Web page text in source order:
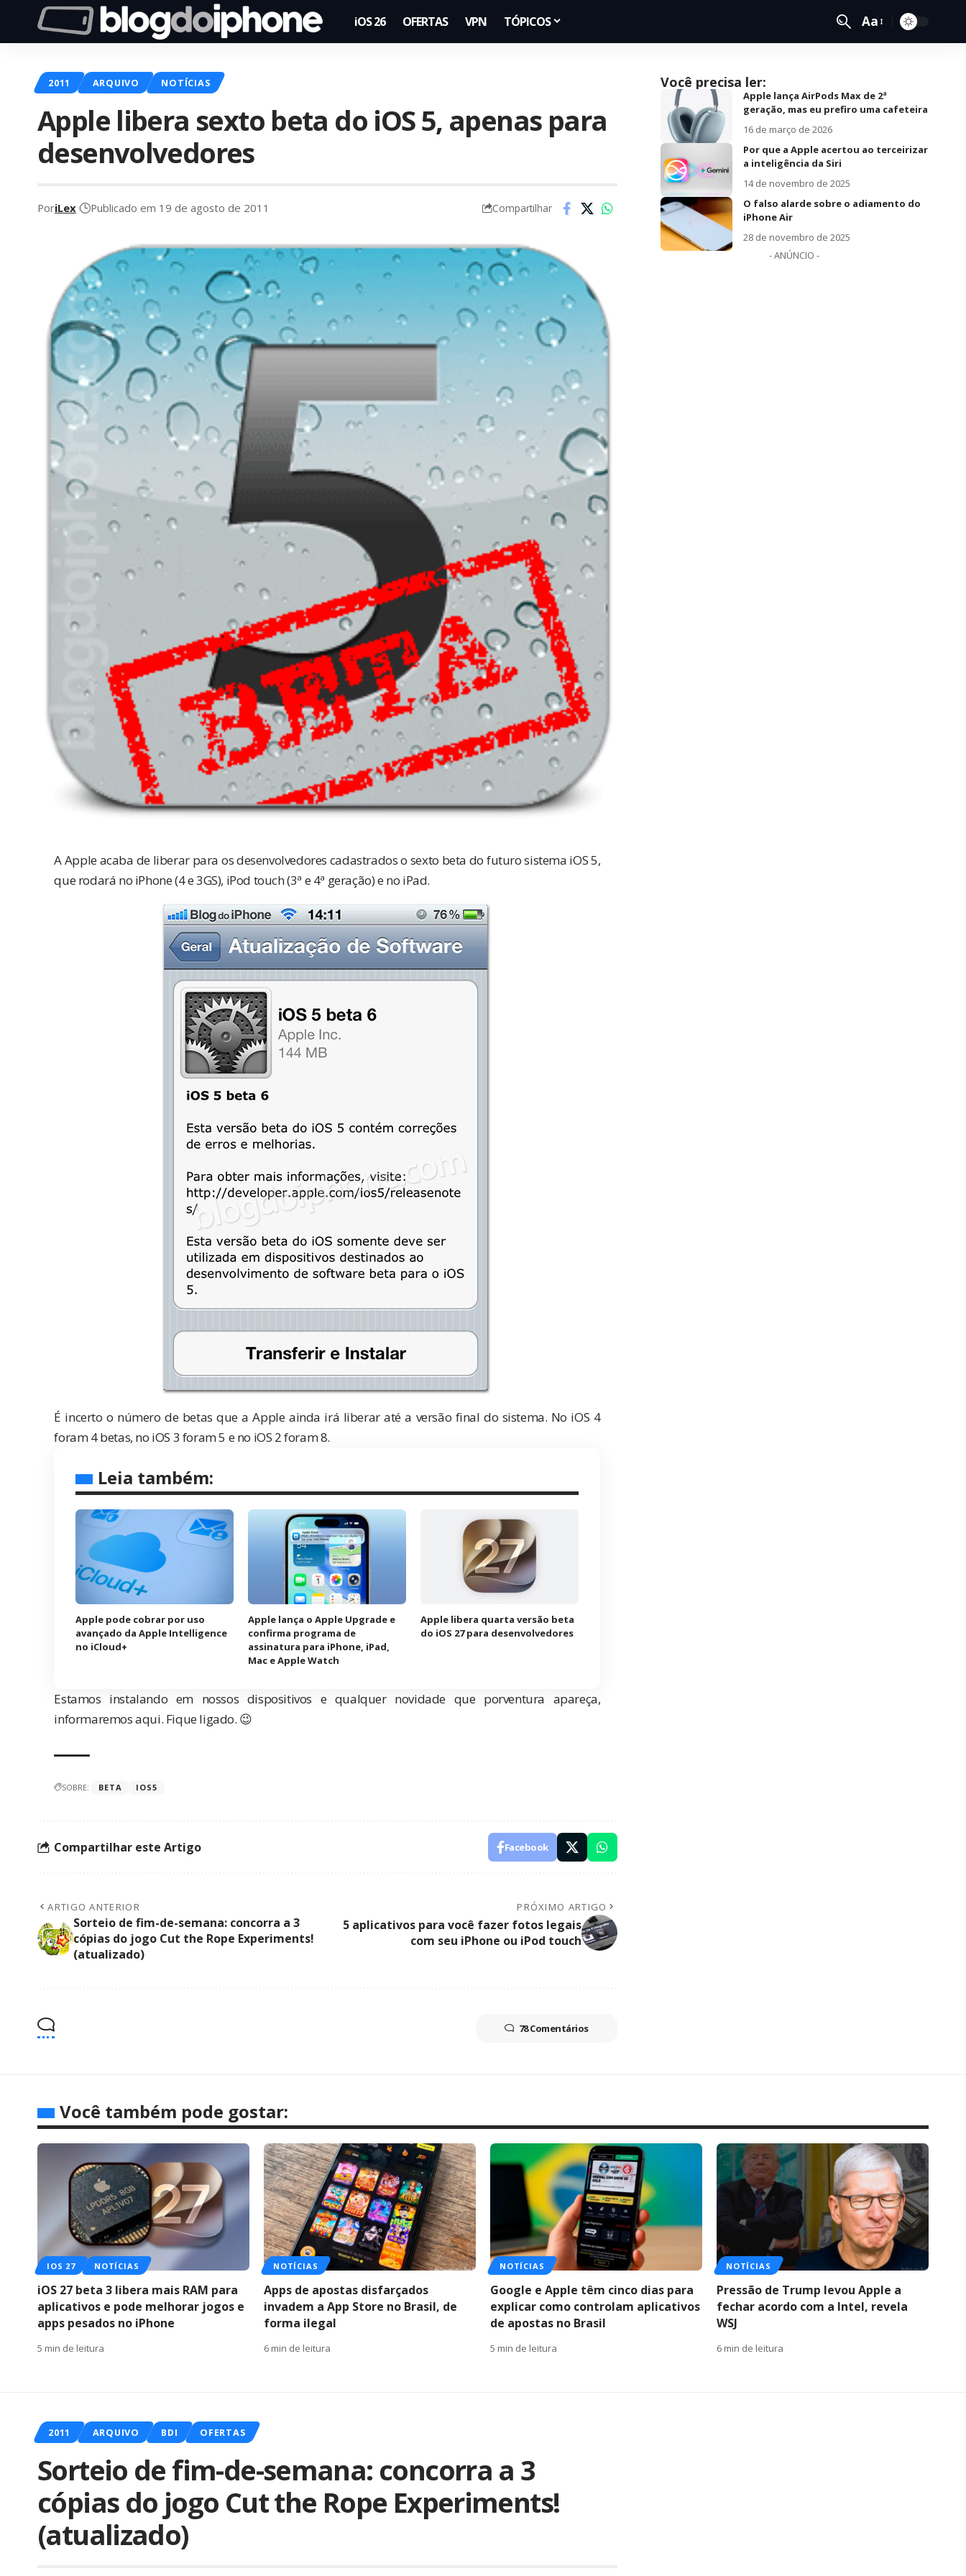
iOS 26 OFERTAS VPN TÓPICOS Aa
2011 ARQUIVO NOTÍCIAS
Apple libera sexto beta do iOS 5, apenas para
desenvolvedores
PoriLex Publicado em 19 de agosto de 2011 Compartilhar
A Apple acaba de liberar para os desenvolvedores cadastrados o sexto beta do futuro sistema iOS 5,
que rodará no iPhone (4 e 3GS), iPod touch (3ª e 4ª geração) e no iPad.
É incerto o número de betas que a Apple ainda irá liberar até a versão final do sistema. No iOS 4
foram 4 betas, no iOS 3 foram 5 e no iOS 2 foram 8.
Leia também:
Apple pode cobrar por uso
avançado da Apple Intelligence
no iCloud+
Apple lança o Apple Upgrade e
confirma programa de
assinatura para iPhone, iPad,
Mac e Apple Watch
Apple libera quarta versão beta
do iOS 27 para desenvolvedores
Estamos instalando em nossos dispositivos e qualquer novidade que porventura apareça,
informaremos aqui. Fique ligado. 😉
SOBRE: BETA IOS5
Compartilhar este Artigo Facebook
ARTIGO ANTERIOR
Sorteio de fim-de-semana: concorra a 3
cópias do jogo Cut the Rope Experiments!
(atualizado)
PRÓXIMO ARTIGO
5 aplicativos para você fazer fotos legais
com seu iPhone ou iPod touch
78 Comentários
Você precisa ler:
Apple lança AirPods Max de 2ª
geração, mas eu prefiro uma cafeteira
16 de março de 2026
Por que a Apple acertou ao terceirizar
a inteligência da Siri
14 de novembro de 2025
O falso alarde sobre o adiamento do
iPhone Air
28 de novembro de 2025
- ANÚNCIO -
Você também pode gostar:
IOS 27 NOTÍCIAS
iOS 27 beta 3 libera mais RAM para
aplicativos e pode melhorar jogos e
apps pesados no iPhone
5 min de leitura
NOTÍCIAS
Apps de apostas disfarçados
invadem a App Store no Brasil, de
forma ilegal
6 min de leitura
NOTÍCIAS
Google e Apple têm cinco dias para
explicar como controlam aplicativos
de apostas no Brasil
5 min de leitura
NOTÍCIAS
Pressão de Trump levou Apple a
fechar acordo com a Intel, revela
WSJ
6 min de leitura
2011 ARQUIVO BDI OFERTAS
Sorteio de fim-de-semana: concorra a 3
cópias do jogo Cut the Rope Experiments!
(atualizado)